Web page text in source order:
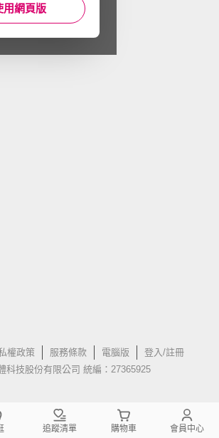
權政策 服務條款 電腦版
登入/註冊
科技股份有限公司 統編：27365925
用網頁版
追蹤清單 購物車 會員中心